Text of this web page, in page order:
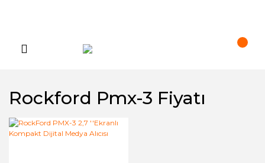
Rockford Pmx-3 Fiyatı